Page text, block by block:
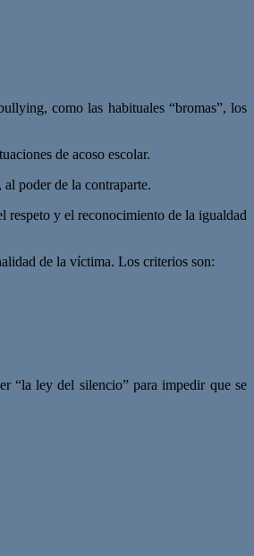
como las habituales “bromas”, los
de acoso escolar.
poder de la contraparte.
y el reconocimiento de la igualdad
de la víctima. Los criterios son:
“la ley del silencio” para impedir que se